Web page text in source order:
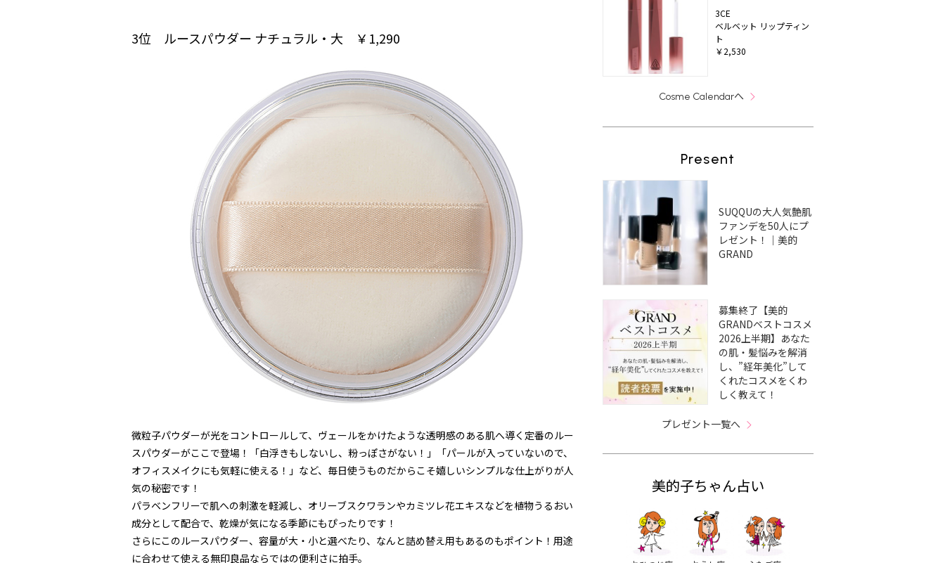
3位 ルースパウダー ナチュラル・大 ￥1,290
微粒子パウダーが光をコントロールして、ヴェールをかけたような透明感のある肌へ導く定番のルー
スパウダーがここで登場！「白浮きもしないし、粉っぽさがない！」「パールが入っていないので、
オフィスメイクにも気軽に使える！」など、毎日使うものだからこそ嬉しいシンプルな仕上がりが人
気の秘密です！
パラベンフリーで肌への刺激を軽減し、オリーブスクワランやカミツレ花エキスなどを植物うるおい
成分として配合で、乾燥が気になる季節にもぴったりです！
さらにこのルースパウダー、容量が大・小と選べたり、なんと詰め替え用もあるのもポイント！用途
に合わせて使える無印良品ならではの便利さに拍手。
3CE
ベルベット リップティン
ト
￥2,530
Cosme Calendarへ
Present
SUQQUの大人気艶肌
ファンデを50人にプ
レゼント！｜美的
GRAND
募集終了【美的
GRANDベストコスメ
2026上半期】あなた
の肌・髪悩みを解消
し、”経年美化”して
くれたコスメをくわ
しく教えて！
プレゼント一覧へ
美的子ちゃん占い